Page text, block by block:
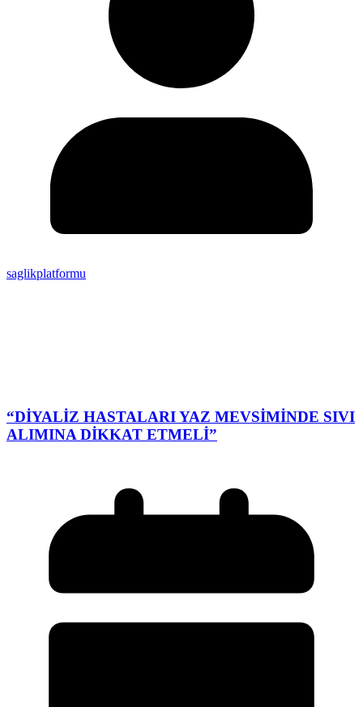
saglikplatformu
“DİYALİZ HASTALARI YAZ MEVSİMİNDE SIVI
ALIMINA DİKKAT ETMELİ”